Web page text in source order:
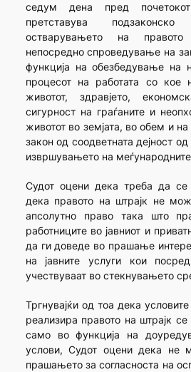
седум дена пред
претставува
остварувањето на
непосредно спроведување на
функција на обезбедување на
процесот на работата со кое
животот, здравјето,
сигурност на граѓаните и
животот во земјата, во обем и
закон од соодветната дејност
извршувањето на
Судот оцени дека треба да
дека правото на штрајк не
апсолутно право така што
работниците во јавниот и
да ги доведе во прашање
на јавните услуги кои
учествуваат во стекнувањето
Тргнувајќи од тоа дека
реализира правото на штрајк
само во функција на
услови, Судот оцени дека не
прашањето за согласноста на